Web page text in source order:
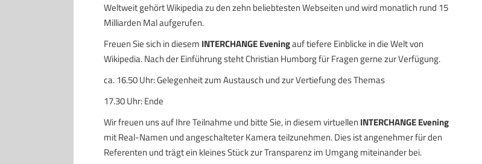
Weltweit gehört Wikipedia zu den zehn beliebtesten Webseiten und wird monatlich rund 15
Milliarden Mal aufgerufen.
Freuen Sie sich in diesem INTERCHANGE Eveningauf tiefere Einblicke in die Welt von
Wikipedia. Nach der Einführung steht Christian Humborg für Fragen gerne zur Verfügung.
ca. 16.50 Uhr: Gelegenheit zum Austausch und zur Vertiefung des Themas
17.30 Uhr: Ende
Wir freuen uns auf Ihre Teilnahme und bitte Sie, in diesem virtuellen INTERCHANGE Evening
mit Real-Namen und angeschalteter Kamera teilzunehmen. Dies ist angenehmer für den
Referenten und trägt ein kleines Stück zur Transparenz im Umgang miteinander bei.